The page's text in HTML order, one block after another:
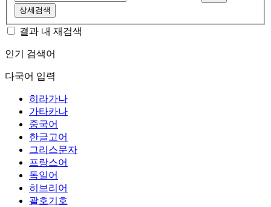
상세검색
결과 내 재검색
인기 검색어
다국어 입력
히라가나
가타카나
중국어
한글고어
그리스문자
프랑스어
독일어
히브리어
괄호기호